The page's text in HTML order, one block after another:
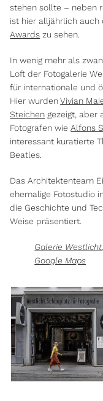
stehen sollte – neben
ist hier alljährlich
Awards zu sehen.
In wenig mehr als
Loft der Fotogalerie
für internationale und
Hier wurdenVivian
Steichen gezeigt, aber
Fotografen wieAlfons
interessant kuratierte
Beatles.
Das Architektenteam
ehemalige Fotostudio
die Geschichte und
Weise präsentiert.
Galerie Westlicht
Google Maps